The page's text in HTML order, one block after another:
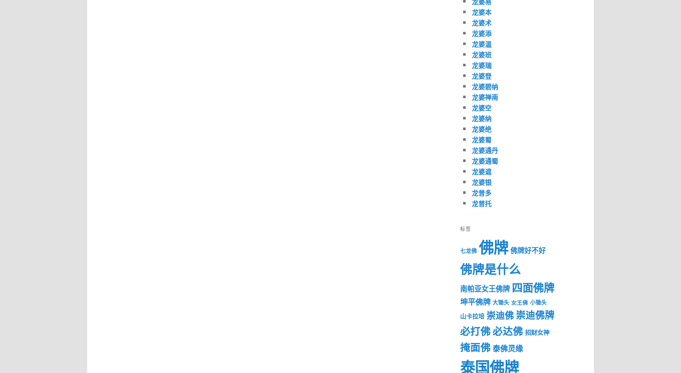
龙婆本
龙婆术
龙婆添
龙婆温
龙婆班
龙婆瑞
龙婆登
龙婆碧纳
龙婆禅南
龙婆空
龙婆纳
龙婆绝
龙婆蜀
龙婆通丹
龙婆通蜀
龙婆遮
龙婆银
龙普多
龙普托
标签
七龙佛 佛牌 佛牌好不好
佛牌是什么
南帕亚女王佛牌 四面佛牌
坤平佛牌 大锄头 女王佛 小锄头
山卡拉培 崇迪佛崇迪佛牌
必打佛必达佛 招财女神
掩面佛泰佛灵缘
泰国佛牌